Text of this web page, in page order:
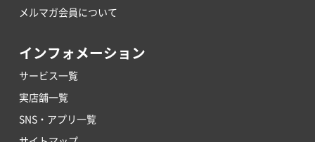
メルマガ会員について
インフォメーション
サービス一覧
実店舗一覧
SNS・アプリ一覧